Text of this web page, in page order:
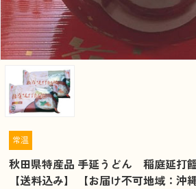
常温
秋田県特産品 手延うどん 稲庭延打
【送料込み】 【お届け不可地域：沖